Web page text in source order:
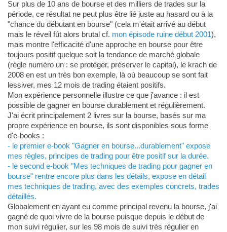
Sur plus de 10 ans de bourse et des milliers de trades sur la
période, ce résultat ne peut plus être lié juste au hasard ou à la
"chance du débutant en bourse" (cela m'était arrivé au début
mais le réveil fût alors brutal cf. mon épisode ruine début 2001),
mais montre l'efficacité d'une approche en bourse pour être
toujours positif quelque soit la tendance de marché globale
(règle numéro un : se protéger, préserver le capital), le krach de
2008 en est un très bon exemple, là où beaucoup se sont fait
lessiver, mes 12 mois de trading étaient positifs.
Mon expérience personnelle illustre ce que j'avance : il est
possible de gagner en bourse durablement et régulièrement.
J'ai écrit principalement 2 livres sur la bourse, basés sur ma
propre expérience en bourse, ils sont disponibles sous forme
d'e-books :
- le premier e-book "Gagner en bourse...durablement" expose
mes règles, principes de trading pour être positif sur la durée.
- le second e-book "Mes techniques de trading pour gagner en
bourse" rentre encore plus dans les détails, expose en détail
mes techniques de trading, avec des exemples concrets, trades
détaillés.
Globalement en ayant eu comme principal revenu la bourse, j'ai
gagné de quoi vivre de la bourse puisque depuis le début de
mon suivi régulier, sur les 98 mois de suivi très régulier en